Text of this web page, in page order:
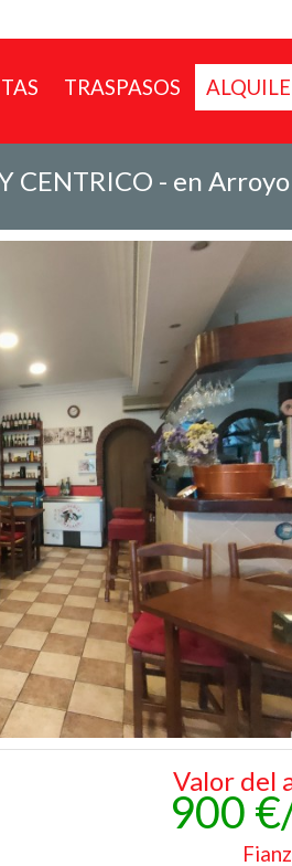
TRASPASOS
CENTRICO - en
Valor del
900